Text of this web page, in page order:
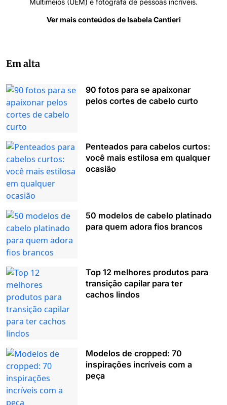
Multimeios (UEM) e fotógrafa de pessoas incríveis.
Ver mais conteúdos de Isabela Cantieri
Em alta
90 fotos para se apaixonar
pelos cortes de cabelo curto
Penteados para cabelos curtos:
você mais estilosa em qualquer
ocasião
50 modelos de cabelo platinado
para quem adora fios brancos
Top 12 melhores produtos para
transição capilar para ter
cachos lindos
Modelos de cropped: 70
inspirações incríveis com a
peça